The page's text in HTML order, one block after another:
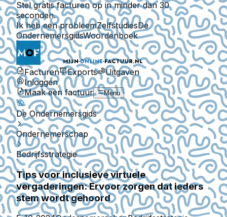
Stel gratis facturen op in minder dan 30
seconden.
Ik heb een probleemZelfstudiesDe
OndernemersgidsWoordenboek
Facturen Exports
Uitgaven
Inloggen
Maak een factuur
Menu
De Ondernemersgids
Ondernemerschap
Bedrijfsstrategie
Tips voor inclusieve virtuele
vergaderingen: Ervoor zorgen dat ieders
stem wordt gehoord